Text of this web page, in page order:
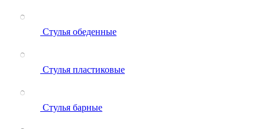
Стулья обеденные
Стулья пластиковые
Стулья барные